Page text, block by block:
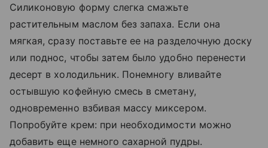
Силиконовую форму слегка смажьте
растительным маслом без запаха. Если она
мягкая, сразу поставьте ее на разделочную доску
или поднос, чтобы затем было удобно перенести
десерт в холодильник. Понемногу вливайте
остывшую кофейную смесь в сметану,
одновременно взбивая массу миксером.
Попробуйте крем: при необходимости можно
добавить еще немного сахарной пудры.